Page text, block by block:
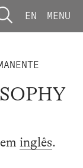
EN MENU
inglês.